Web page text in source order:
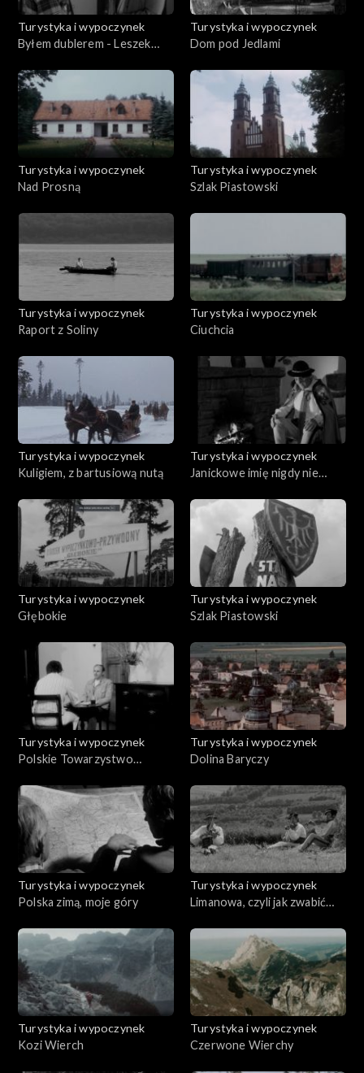
Turystyka i wypoczynek
Byłem dublerem - Leszek
Turystyka i wypoczynek
Dom pod Jedlami
Turystyka i wypoczynek
Nad Prosną
Turystyka i wypoczynek
Szlak Piastowski
Turystyka i wypoczynek
Raport z Soliny
Turystyka i wypoczynek
Ciuchcia
Turystyka i wypoczynek
Kuligiem, z bartusiową nutą
Turystyka i wypoczynek
Janickowe imię nigdy nie
Turystyka i wypoczynek
Głębokie
Turystyka i wypoczynek
Szlak Piastowski
Turystyka i wypoczynek
Polskie Towarzystwo
Turystyka i wypoczynek
Dolina Baryczy
Turystyka i wypoczynek
Polska zimą, moje góry
Turystyka i wypoczynek
Limanowa, czyli jak zwabić
Turystyka i wypoczynek
Kozi Wierch
Turystyka i wypoczynek
Czerwone Wierchy